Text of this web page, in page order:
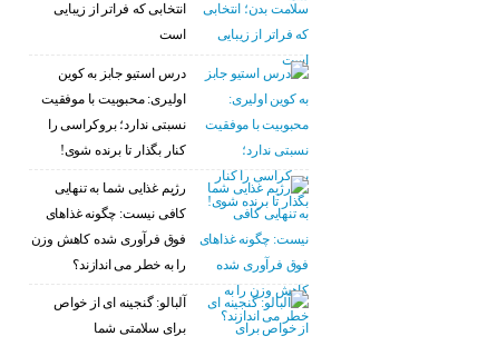
انتخابی که فراتر از زیبایی
است
درس استیو جابز به کوین
اولیری: محبوبیت با موفقیت
نسبتی ندارد؛ بروکراسی را
کنار بگذار تا برنده شوی!
رژیم غذایی شما به تنهایی
کافی نیست: چگونه غذاهای
فوق فرآوری شده کاهش وزن
را به خطر می اندازند؟
آلبالو: گنجینه ای از خواص
برای سلامتی شما